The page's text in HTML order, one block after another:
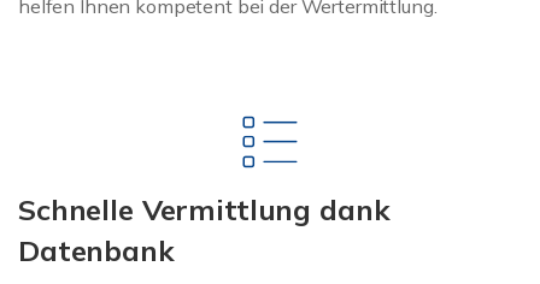
helfen Ihnen kompetent bei der Wertermittlung.
Schnelle Vermittlung dank
Datenbank